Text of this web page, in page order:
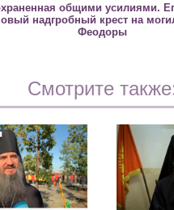
общими усилиями.
надгробный крест на
Феодоры
Смотрите